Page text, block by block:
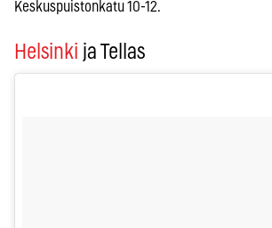
Keskuspuistonkatu 10-12.
Helsinki ja Tellas